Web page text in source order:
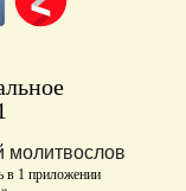
молитвослов
в 1 приложении